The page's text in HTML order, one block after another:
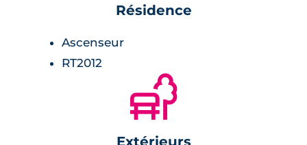
Résidence
Ascenseur
RT2012
🌲
Extérieurs